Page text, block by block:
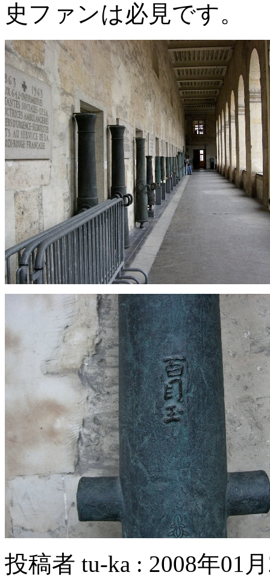
史ファンは必見です。
投稿者 tu-ka : 2008年01